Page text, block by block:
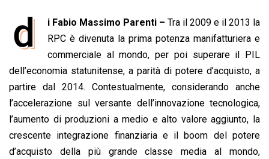
e
o
o
k
a
t
s
A
p
p
n
k
e
d
n
r
e
a
d
s
a
i
l
p
y
i
n
k
i
n
d i Fabio Massimo Parenti – Tra il 2009 e il 2013 la
RPC è divenuta la prima potenza manifatturiera e
commerciale al mondo, per poi superare il PIL
dell’economia statunitense, a parità di potere d’acquisto, a
partire dal 2014. Contestualmente, considerando anche
l’accelerazione sul versante dell’innovazione tecnologica,
l’aumento di produzioni a medio e alto valore aggiunto, la
crescente integrazione finanziaria e il boom del potere
d’acquisto della più grande classe media al mondo,